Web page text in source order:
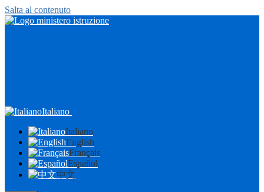
Salta al contenuto
Italiano
Italiano
English
Français
Español
中文